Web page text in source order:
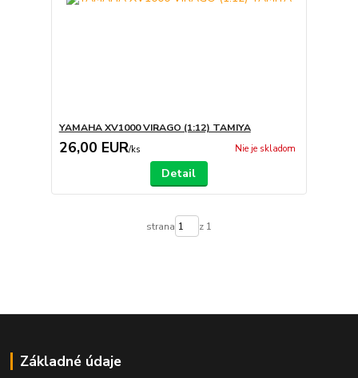
YAMAHA XV1000 VIRAGO (1:12) TAMIYA
26,00 EUR/ks Nie je skladom
Detail
strana z 1
Základné údaje